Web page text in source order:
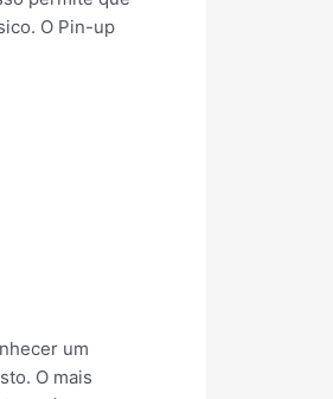
O Pin-up
um
O mais